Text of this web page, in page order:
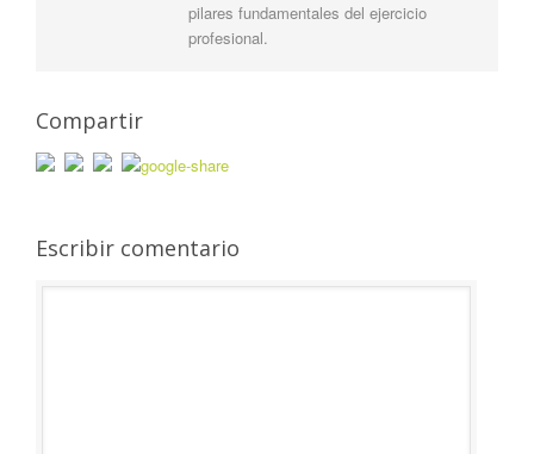
pilares fundamentales del ejercicio
profesional.
Compartir
Escribir comentario